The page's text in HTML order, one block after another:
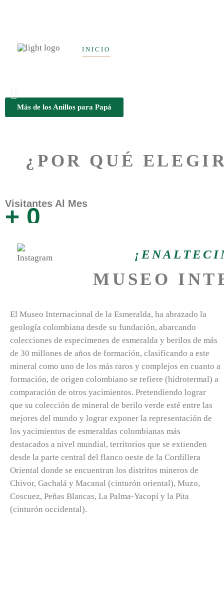
INICIO
Más de los Anillos para Papá
¿POR QUÉ
Visitantes Al Mes
+ 0
MUSEO
El Museo Internacional de la Esmeralda, ha abrazado la
geología colombiana desde su fundación, abarcando
colecciones de especímenes de esmeralda y berilos de más
de 30 millones de años de formación, clasificando a este
mineral como uno de los más raros y complejos en cuanto a
formación, de origen colombiano se refiere (hidrotermal) a
comparación de otros yacimientos. Pretendiendo lograr
que su colección de mineral de berilo verde esté entre las
mejores del mundo y lograr exponer la representación de
los yacimientos de esmeraldas colombianas más
destacados a nivel mundial, territorios que se extienden
desde la parte central del flanco oeste de la Cordillera
Oriental donde se encuentran los distritos mineros de
Chivor, Gachalá y Macanal (cinturón oriental), Muzo,
Coscuez, Peñas Blancas, La Palma-Yacopí y la Pita
(cinturón occidental).